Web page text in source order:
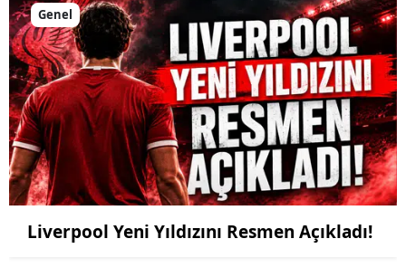
Genel
Liverpool Yeni Yıldızını Resmen Açıkladı!